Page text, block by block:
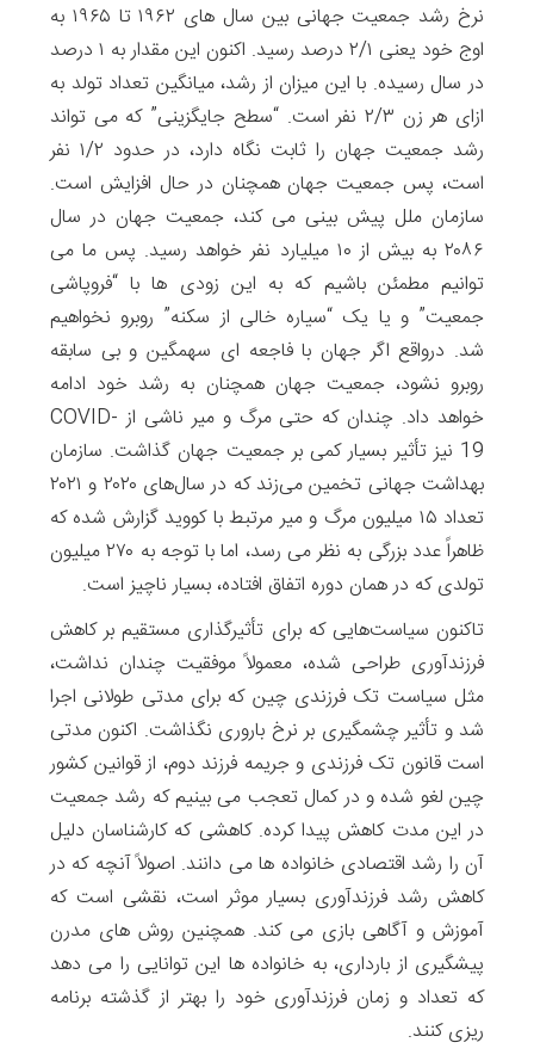
نرخ رشد جمعیت جهانی بین سال های ۱۹۶۲ تا ۱۹۶۵ به
اوج خود یعنی ۲/۱ درصد رسید. اکنون این مقدار به ۱ درصد
در سال رسیده. با این میزان از رشد، میانگین تعداد تولد به
ازای هر زن ۲/۳ نفر است. “سطح جایگزینی” که می تواند
رشد جمعیت جهان را ثابت نگاه دارد، در حدود ۱/۲ نفر
است، پس جمعیت جهان همچنان در حال افزایش است.
سازمان ملل پیش بینی می کند، جمعیت جهان در سال
۲۰۸۶ به بیش از ۱۰ میلیارد نفر خواهد رسید. پس ما می
توانیم مطمئن باشیم که به این زودی ها با “فروپاشی
جمعیت” و یا یک “سیاره خالی از سکنه” روبرو نخواهیم
شد. درواقع اگر جهان با فاجعه ای سهمگین و بی سابقه
روبرو نشود، جمعیت جهان همچنان به رشد خود ادامه
خواهد داد. چندان که حتی مرگ و میر ناشی از COVID-
19 نیز تأثیر بسیار کمی بر جمعیت جهان گذاشت. سازمان
بهداشت جهانی تخمین می‌زند که در سال‌های ۲۰۲۰ و ۲۰۲۱
تعداد ۱۵ میلیون مرگ و میر مرتبط با کووید گزارش شده که
ظاهراً عدد بزرگی به نظر می رسد، اما با توجه به ۲۷۰ میلیون
تولدی که در همان دوره اتفاق افتاده، بسیار ناچیز است.
تاکنون سیاست‌هایی که برای تأثیرگذاری مستقیم بر کاهش‌
فرزندآوری طراحی شده‌، معمولاً موفقیت چندان نداشت،
مثل سیاست تک فرزندی چین که برای مدتی طولانی اجرا
‌شد و تأثیر چشمگیری بر نرخ باروری نگذاشت. اکنون مدتی
است قانون تک فرزندی و جریمه فرزند دوم، از قوانین کشور
چین لغو شده و در کمال تعجب می بینیم که رشد جمعیت
در این مدت کاهش پیدا کرده. کاهشی که کارشناسان دلیل
آن را رشد اقتصادی خانواده ها می دانند. اصولاً آنچه که در
کاهش رشد فرزندآوری بسیار موثر است، نقشی است که
آموزش و آگاهی بازی می کند. همچنین روش های مدرن
پیشگیری از بارداری، به خانواده ها این توانایی را می دهد
که تعداد و زمان فرزندآوری خود را بهتر از گذشته برنامه
ریزی کنند.